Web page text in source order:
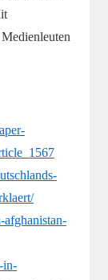
afghanistan-
in-